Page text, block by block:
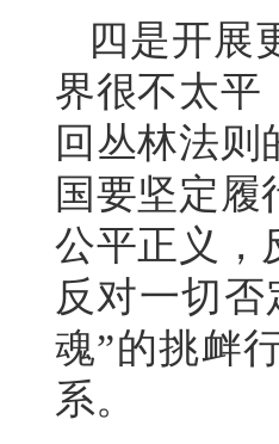
四是开展
界很不太平
回丛林法则
国要坚定履
公平正义，
反对一切
魂”的挑衅
系。